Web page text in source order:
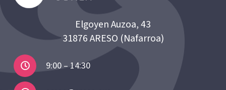
Elgoyen Auzoa, 43
31876 ARESO (Nafarroa)
9:00 – 14:30